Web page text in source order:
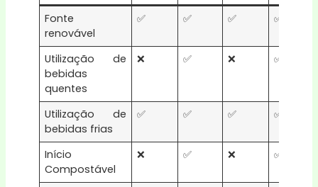
Fonte
renovável
✅ ✅ ✅ ✅
Utilização de
bebidas
quentes
❌ ✅ ❌ ✅
Utilização de
bebidas frias
✅ ✅ ✅ ✅
Início
Compostável
❌ ✅ ❌ ✅